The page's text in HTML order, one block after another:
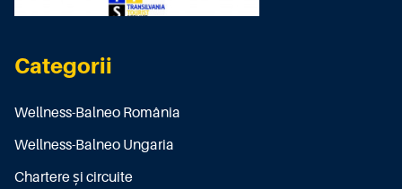
Categorii
Wellness-Balneo România
Wellness-Balneo Ungaria
Chartere și circuite